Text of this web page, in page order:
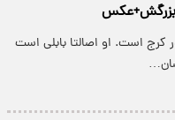
بزرگش+عکس
طهماسبی متولد آبان ماه سال ۱۳۷۲ در کرج است. او اصالتا بابلی است